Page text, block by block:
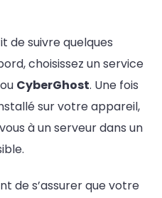
de suivre quelques
choisissez un service
ou CyberGhost. Une fois
sur votre appareil,
à un serveur dans un
de s’assurer que votre